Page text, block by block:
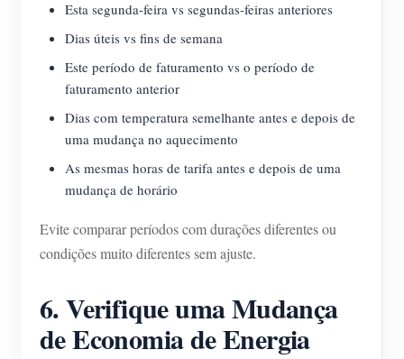
Esta segunda-feira vs segundas-feiras anteriores
Dias úteis vs fins de semana
Este período de faturamento vs o período de
faturamento anterior
Dias com temperatura semelhante antes e depois de
uma mudança no aquecimento
As mesmas horas de tarifa antes e depois de uma
mudança de horário
Evite comparar períodos com durações diferentes ou
condições muito diferentes sem ajuste.
6. Verifique uma Mudança
de Economia de Energia